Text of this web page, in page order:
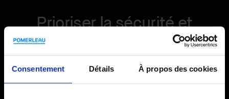
Consentement Détails À propos des cookies
Prioriser la sécurité et
l'environnement dans la
restauration des ponts et des
infrastructures